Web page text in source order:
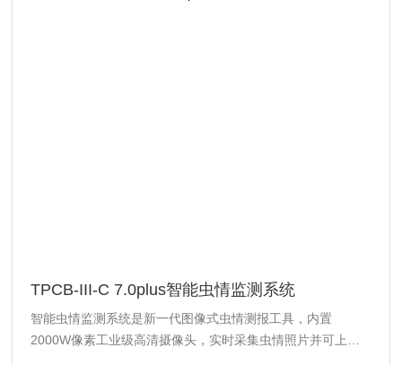
TPCB-III-C 7.0plus智能虫情监测系统
智能虫情监测系统是新一代图像式虫情测报工具，内置
2000W像素工业级高清摄像头，实时采集虫情照片并可上传